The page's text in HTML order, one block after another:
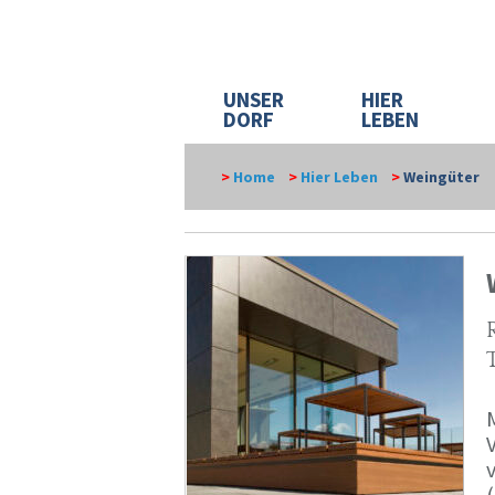
UNSER
DORF
HIER
LEBEN
> Home > Hier Leben >Weingüter